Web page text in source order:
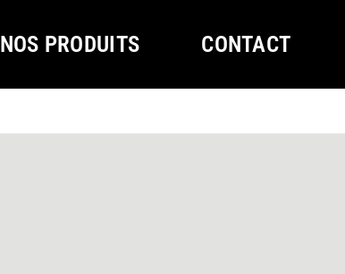
NOS PRODUITS CONTACT